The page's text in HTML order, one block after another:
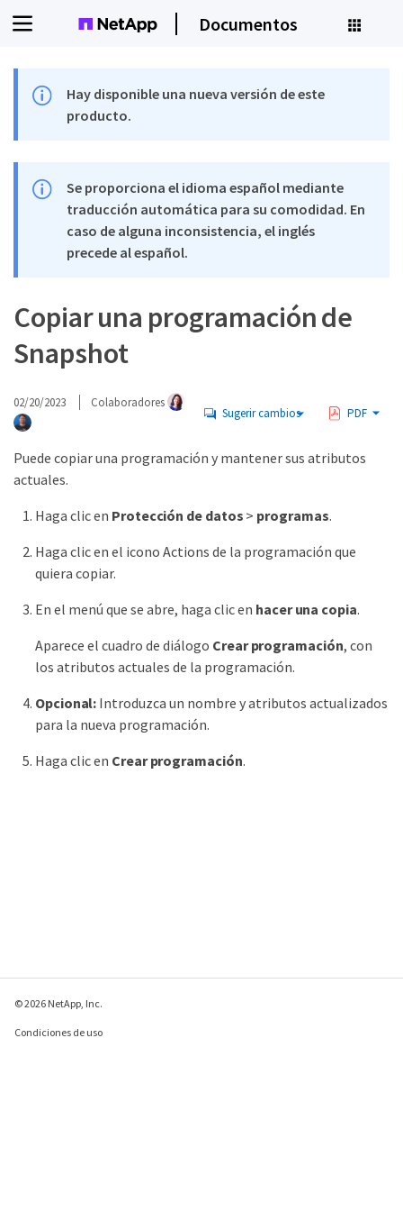
Documentos
Hay disponible una nueva versión de este
producto.
Se proporciona el idioma español mediante
traducción automática para su comodidad. En
caso de alguna inconsistencia, el inglés
precede al español.
Copiar una programación de
Snapshot
02/20/2023 Colaboradores
Sugerir cambios PDF
Puede copiar una programación y mantener sus atributos
actuales.
Haga clic en Protección de datos > programas.
Haga clic en el icono Actions de la programación que
quiera copiar.
En el menú que se abre, haga clic en hacer una copia.
Aparece el cuadro de diálogo Crear programación, con
los atributos actuales de la programación.
Opcional: Introduzca un nombre y atributos actualizados
para la nueva programación.
Haga clic en Crear programación.
© 2026 NetApp, Inc.
Condiciones de uso